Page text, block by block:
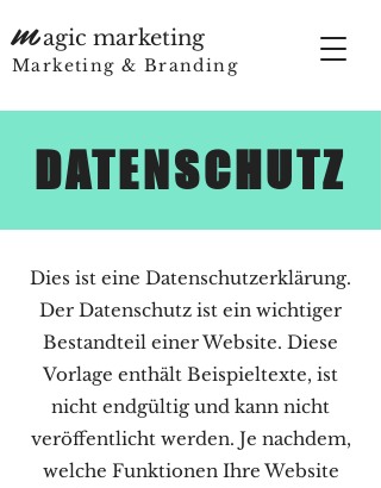
magic marketing
Marketing & Branding
DATENSCHUTZ
Dies ist eine Datenschutzerklärung.
Der Datenschutz ist ein wichtiger
Bestandteil einer Website. Diese
Vorlage enthält Beispieltexte, ist
nicht endgültig und kann nicht
veröffentlicht werden. Je nachdem,
welche Funktionen Ihre Website